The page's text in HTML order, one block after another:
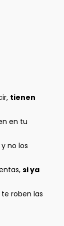
tienen
en tu
no los
si ya
roben las